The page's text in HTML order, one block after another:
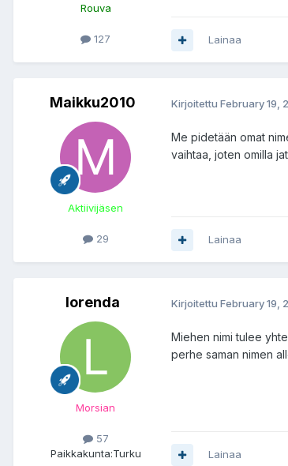
Rouva
127 Lainaa
Maikku2010
Aktiivijäsen
29
Kirjoitettu February 19,
Me pidetään omat
vaihtaa, joten omilla
Lainaa
lorenda
Morsian
57
Paikkakunta:Turku
Kirjoitettu February 19,
Miehen nimi tulee
perhe saman nimen
Lainaa